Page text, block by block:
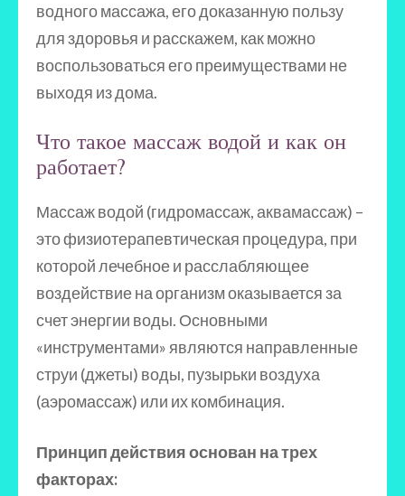
водного массажа, его доказанную пользу
для здоровья и расскажем, как можно
воспользоваться его преимуществами не
выходя из дома.
Что такое массаж водой и как он
работает?
Массаж водой (гидромассаж, аквамассаж) –
это физиотерапевтическая процедура, при
которой лечебное и расслабляющее
воздействие на организм оказывается за
счет энергии воды. Основными
«инструментами» являются направленные
струи (джеты) воды, пузырьки воздуха
(аэромассаж) или их комбинация.
Принцип действия основан на трех
факторах: